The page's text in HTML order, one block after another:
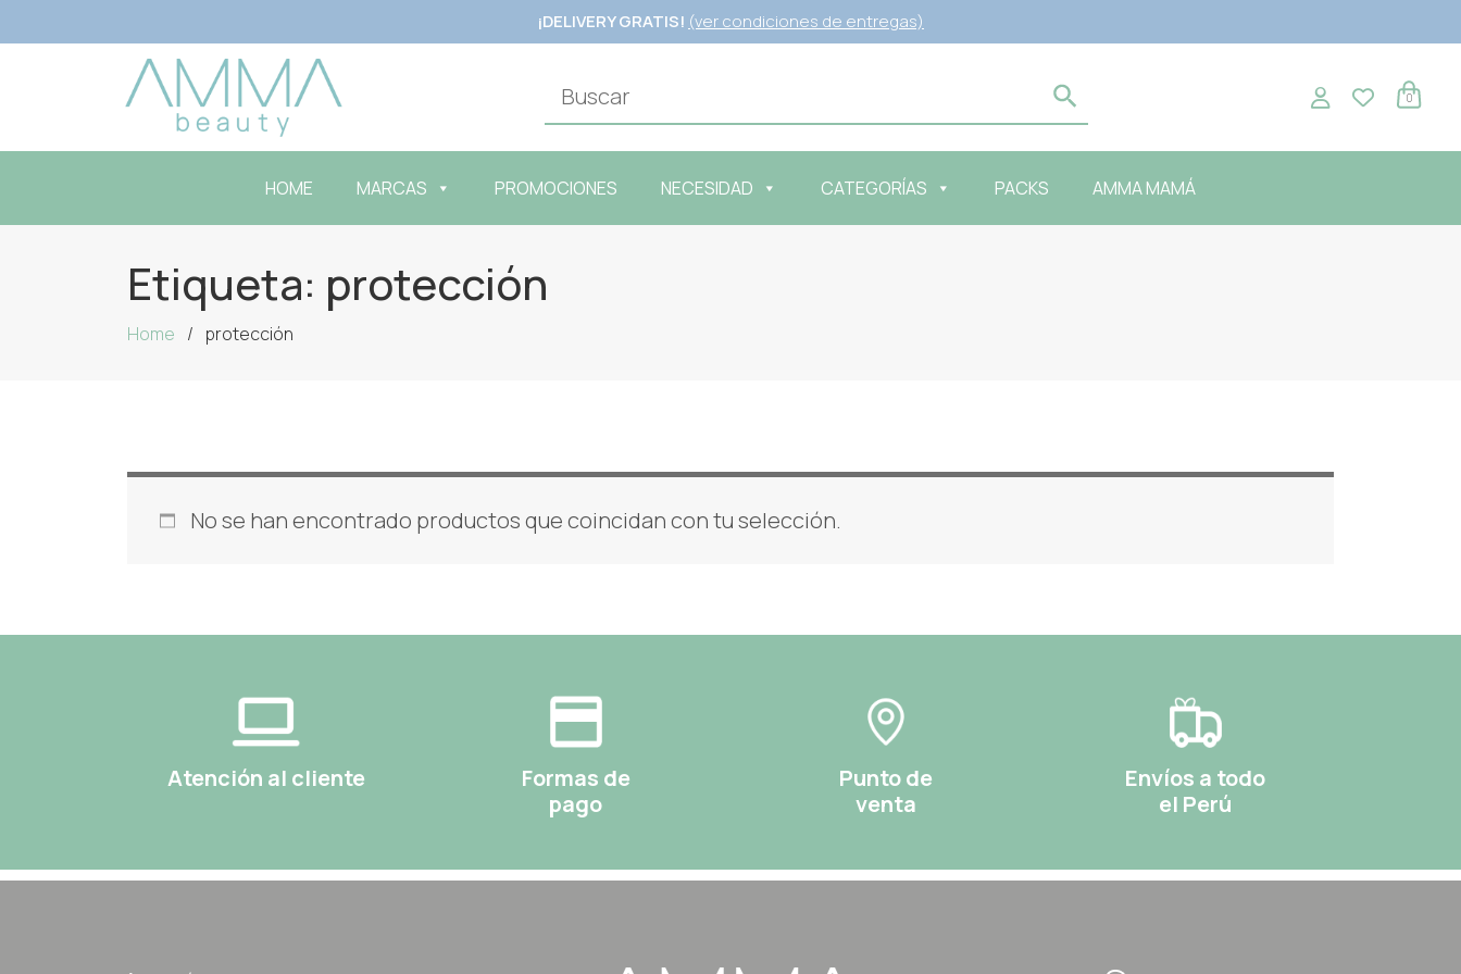
¡DELIVERY GRATIS! (ver condiciones de entregas)
0
HOME MARCAS PROMOCIONES NECESIDAD CATEGORÍAS PACKS AMMA MAMÁ
Etiqueta: protección
Home protección
No se han encontrado productos que coincidan con tu selección.
Atención al cliente
Formas de
pago
Punto de
venta
Envíos a todo
el Perú